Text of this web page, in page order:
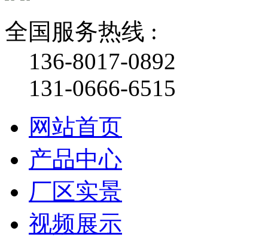
全国服务热线 :
136-8017-0892
131-0666-6515
网站首页
产品中心
厂区实景
视频展示